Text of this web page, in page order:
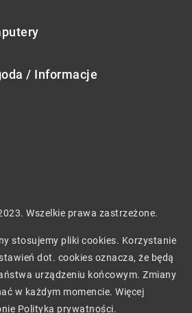
/ Informacje
Wszelkie prawa zastrzeżone.
stosujemy pliki cookies. Korzystanie
dot. cookies oznacza, że będą
urządzeniu końcowym. Zmiany
w każdym momencie. Więcej
Polityka prywatności.